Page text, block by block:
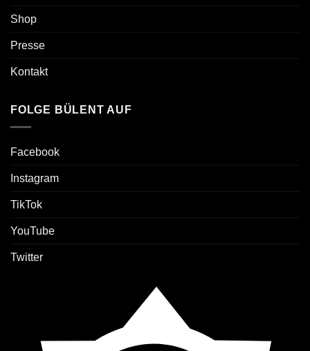
Shop
Presse
Kontakt
FOLGE BÜLENT AUF
Facebook
Instagram
TikTok
YouTube
Twitter